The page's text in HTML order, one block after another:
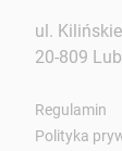
ul.
20-809
Regulamin
Polityka